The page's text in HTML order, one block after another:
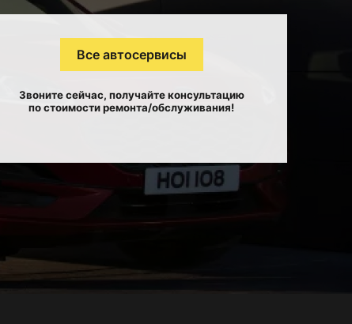
Все автосервисы
Звоните сейчас, получайте консультацию
по стоимости ремонта/обслуживания!